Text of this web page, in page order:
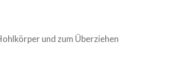
und zum Überziehen